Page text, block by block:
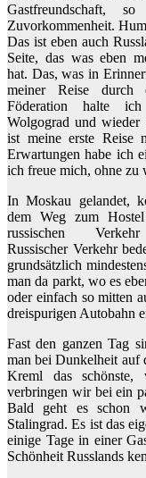
Gastfreundschaft,
Zuvorkommenheit.
Das ist eben auch
Seite, das was eben
hat. Das, was in
meiner Reise durch
Föderation halte
Wolgograd und
ist meine erste Reise
Erwartungen habe ich
ich freue mich, ohne zu
In Moskau gelandet,
dem Weg zum
russischen
Russischer Verkehr
grundsätzlich
man da parkt, wo es
oder einfach so mitten
dreispurigen Autobahn
Fast den ganzen Tag
man bei Dunkelheit auf
Kreml das
verbringen wir bei ein
Bald geht es schon
Stalingrad. Es ist das
einige Tage in einer
Schönheit Russlands